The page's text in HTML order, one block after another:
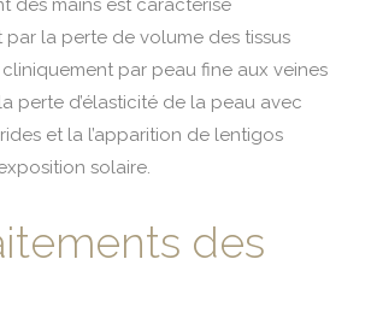
des mains est caractérisé
la perte de volume des tissus
par peau fine aux veines
perte d’élasticité de la peau avec
et la l’apparition de lentigos
solaire.
des